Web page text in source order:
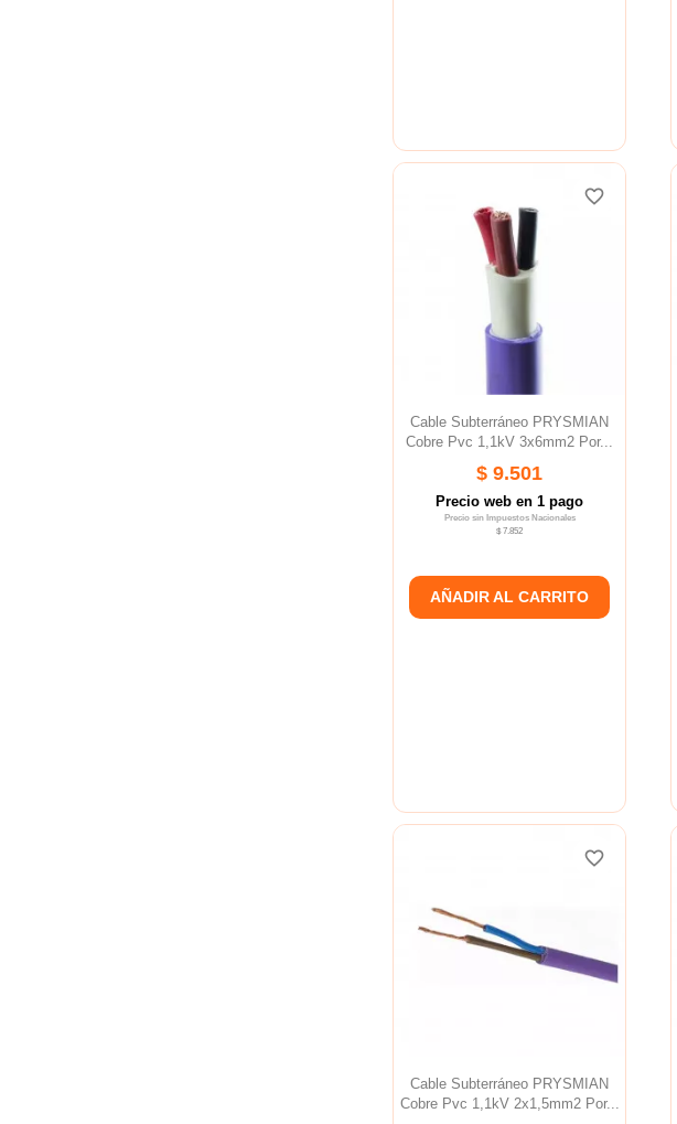
Cable Subterráneo PRYSMIAN
Cobre Pvc 1,1kV 3x6mm2 Por...
$ 9.501
Precio web en 1 pago
Precio sin Impuestos Nacionales
$ 7.852
AÑADIR AL CARRITO
favorite_border
favorite_border
favorite_border
Cable Subterráneo PRYSMIAN
Cobre Pvc 1,1kV 2x1,5mm2 Por...
favorite_border
favorite_border
favorite_border